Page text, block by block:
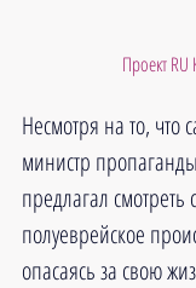
Проект
Несмотря на то, что
министр
предлагал
полуеврейское
опасаясь за свою